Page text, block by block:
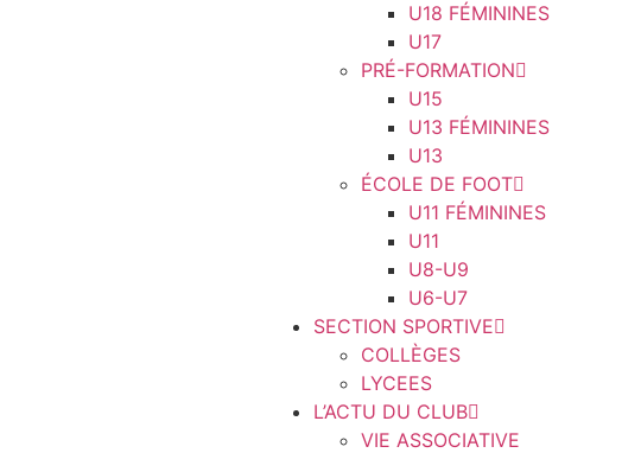
U18 FÉMININES
U17
PRÉ-FORMATION
U15
U13 FÉMININES
U13
ÉCOLE DE FOOT
U11 FÉMININES
U11
U8-U9
U6-U7
SECTION SPORTIVE
COLLÈGES
LYCEES
L’ACTU DU CLUB
VIE ASSOCIATIVE